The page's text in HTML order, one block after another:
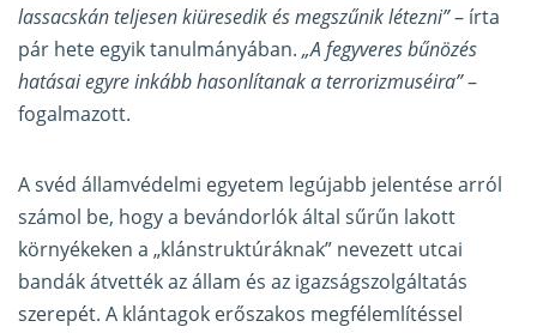
lassacskán teljesen kiüresedik és megszűnik létezni”– írta
pár hete egyik tanulmányában. „A fegyveres bűnözés
hatásai egyre inkább hasonlítanak a terrorizmuséira”–
fogalmazott.
A svéd államvédelmi egyetem legújabb jelentése arról
számol be, hogy a bevándorlók által sűrűn lakott
környékeken a „klánstruktúráknak” nevezett utcai
bandák átvették az állam és az igazságszolgáltatás
szerepét. A klántagok erőszakos megfélemlítéssel